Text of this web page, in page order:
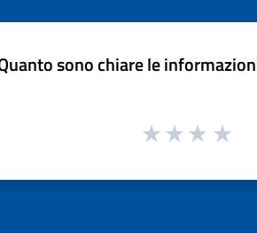
sono chiare le